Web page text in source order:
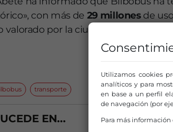
con más de 29 millonesde
por la ciudadanía la
transporte
EN...
Utilizamos cookies
analíticos y para
en base a un perfil
de navegación (por
Para más información